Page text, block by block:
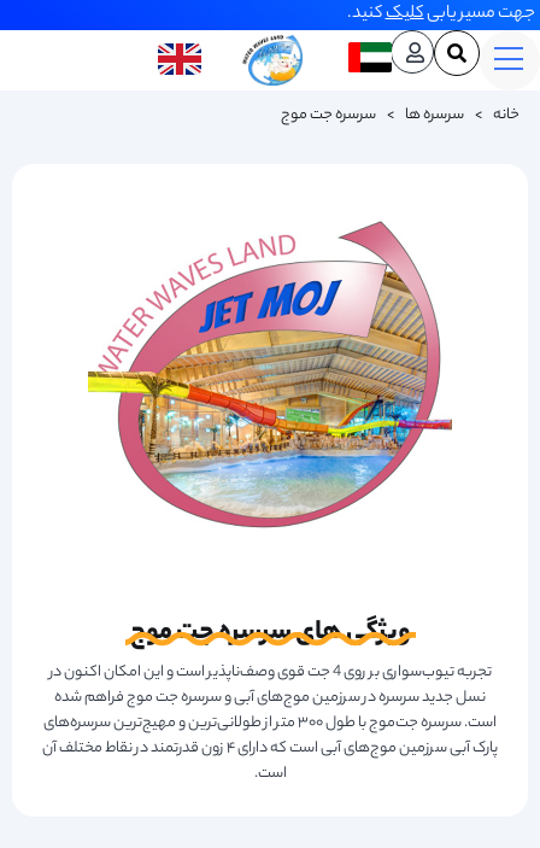
جهت مسیر یابیکلیککنید.
خانه > سرسره ها > سرسره جت موج
ویژگی های سرسره جت موج
تجربه تیوب‌سواری بر روی 4 جت قوی وصف‌ناپذیر است و این امکان اکنون در
نسل جدید سرسره در سرزمین موج‌های آبی و سرسره جت موج فراهم شده
است. سرسره جت‌موج با طول ۳۰۰ متر از طولانی‌ترین و مهیج‌ترین سرسره‌های
پارک آبی سرزمین موج‌های آبی است که دارای ۴ زون قدرتمند در نقاط مختلف آن
است.